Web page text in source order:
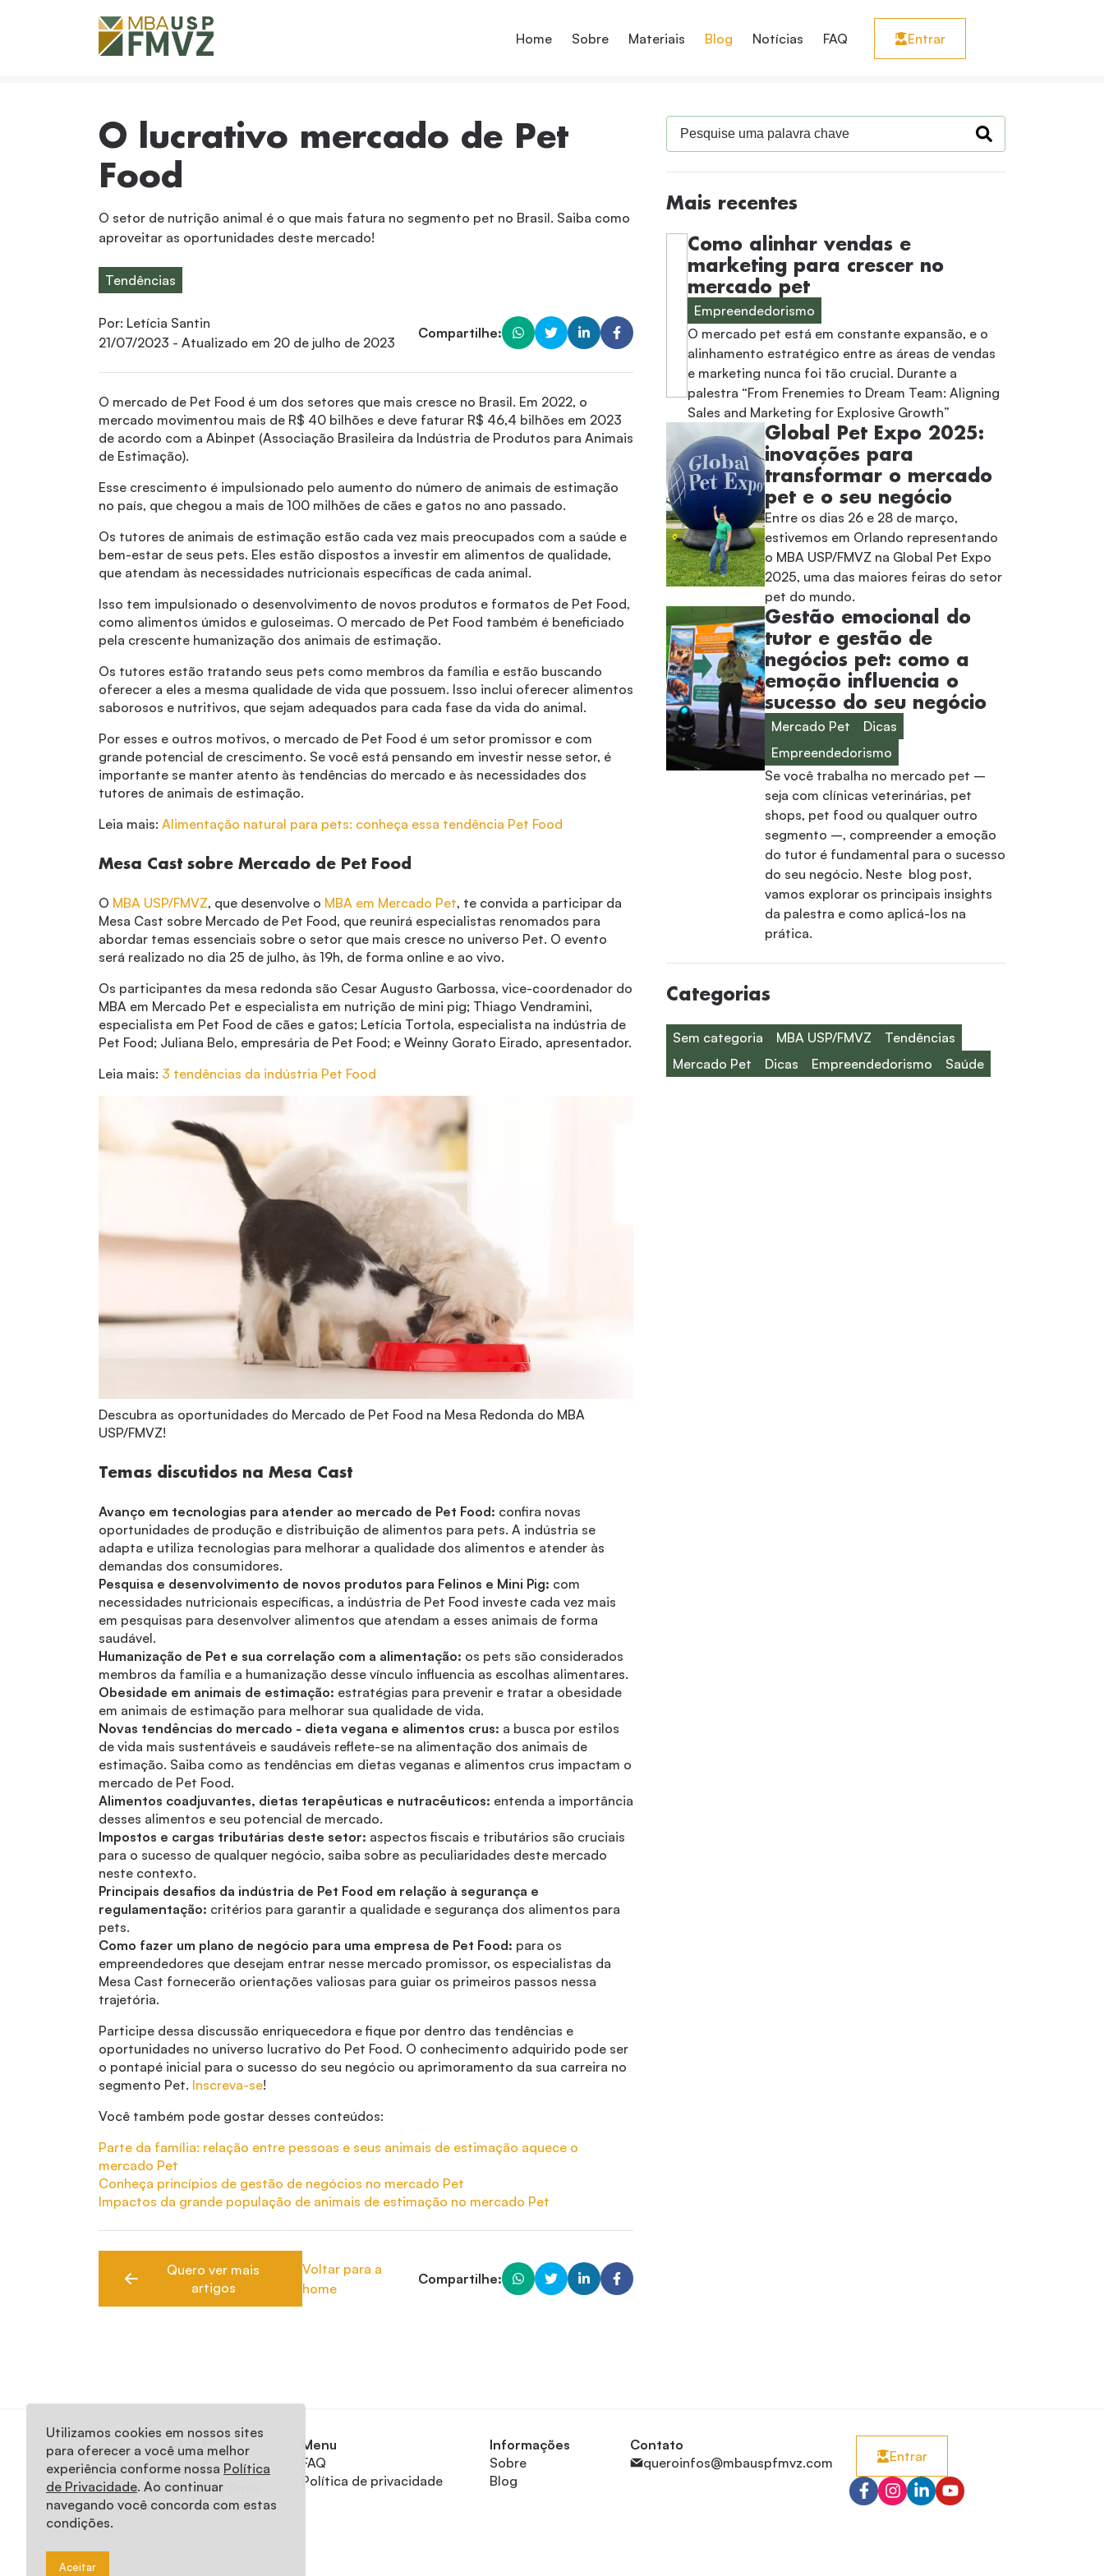
Utilizamos cookies em nossos sites
para oferecer a você uma melhor
experiência conforme nossa Política
de Privacidade. Ao continuar
navegando você concorda com estas
condições.
Aceitar
Home Sobre Materiais Blog Notícias FAQ Entrar
O lucrativo mercado de Pet
Food
O setor de nutrição animal é o que mais fatura no segmento pet no Brasil. Saiba como
aproveitar as oportunidades deste mercado!
Tendências
Por: Letícia Santin
21/07/2023 - Atualizado em 20 de julho de 2023
Compartilhe:
O mercado de Pet Food é um dos setores que mais cresce no Brasil. Em 2022, o
mercado movimentou mais de R$ 40 bilhões e deve faturar R$ 46,4 bilhões em 2023
de acordo com a Abinpet (Associação Brasileira da Indústria de Produtos para Animais
de Estimação).
Esse crescimento é impulsionado pelo aumento do número de animais de estimação
no país, que chegou a mais de 100 milhões de cães e gatos no ano passado.
Os tutores de animais de estimação estão cada vez mais preocupados com a saúde e
bem-estar de seus pets. Eles estão dispostos a investir em alimentos de qualidade,
que atendam às necessidades nutricionais específicas de cada animal.
Isso tem impulsionado o desenvolvimento de novos produtos e formatos de Pet Food,
como alimentos úmidos e guloseimas. O mercado de Pet Food também é beneficiado
pela crescente humanização dos animais de estimação.
Os tutores estão tratando seus pets como membros da família e estão buscando
oferecer a eles a mesma qualidade de vida que possuem. Isso inclui oferecer alimentos
saborosos e nutritivos, que sejam adequados para cada fase da vida do animal.
Por esses e outros motivos, o mercado de Pet Food é um setor promissor e com
grande potencial de crescimento. Se você está pensando em investir nesse setor, é
importante se manter atento às tendências do mercado e às necessidades dos
tutores de animais de estimação.
Leia mais: Alimentação natural para pets: conheça essa tendência Pet Food
Mesa Cast sobre Mercado de Pet Food
O MBA USP/FMVZ, que desenvolve o MBA em Mercado Pet, te convida a participar da
Mesa Cast sobre Mercado de Pet Food, que reunirá especialistas renomados para
abordar temas essenciais sobre o setor que mais cresce no universo Pet. O evento
será realizado no dia 25 de julho, às 19h, de forma online e ao vivo.
Os participantes da mesa redonda são Cesar Augusto Garbossa, vice-coordenador do
MBA em Mercado Pet e especialista em nutrição de mini pig; Thiago Vendramini,
especialista em Pet Food de cães e gatos; Letícia Tortola, especialista na indústria de
Pet Food; Juliana Belo, empresária de Pet Food; e Weinny Gorato Eirado, apresentador.
Leia mais: 3 tendências da indústria Pet Food
Descubra as oportunidades do Mercado de Pet Food na Mesa Redonda do MBA
USP/FMVZ!
Temas discutidos na Mesa Cast
Avanço em tecnologias para atender ao mercado de Pet Food: confira novas
oportunidades de produção e distribuição de alimentos para pets. A indústria se
adapta e utiliza tecnologias para melhorar a qualidade dos alimentos e atender às
demandas dos consumidores.
Pesquisa e desenvolvimento de novos produtos para Felinos e Mini Pig: com
necessidades nutricionais específicas, a indústria de Pet Food investe cada vez mais
em pesquisas para desenvolver alimentos que atendam a esses animais de forma
saudável.
Humanização de Pet e sua correlação com a alimentação: os pets são considerados
membros da família e a humanização desse vínculo influencia as escolhas alimentares.
Obesidade em animais de estimação: estratégias para prevenir e tratar a obesidade
em animais de estimação para melhorar sua qualidade de vida.
Novas tendências do mercado - dieta vegana e alimentos crus: a busca por estilos
de vida mais sustentáveis e saudáveis reflete-se na alimentação dos animais de
estimação. Saiba como as tendências em dietas veganas e alimentos crus impactam o
mercado de Pet Food.
Alimentos coadjuvantes, dietas terapêuticas e nutracêuticos: entenda a importância
desses alimentos e seu potencial de mercado.
Impostos e cargas tributárias deste setor: aspectos fiscais e tributários são cruciais
para o sucesso de qualquer negócio, saiba sobre as peculiaridades deste mercado
neste contexto.
Principais desafios da indústria de Pet Food em relação à segurança e
regulamentação: critérios para garantir a qualidade e segurança dos alimentos para
pets.
Como fazer um plano de negócio para uma empresa de Pet Food: para os
empreendedores que desejam entrar nesse mercado promissor, os especialistas da
Mesa Cast fornecerão orientações valiosas para guiar os primeiros passos nessa
trajetória.
Participe dessa discussão enriquecedora e fique por dentro das tendências e
oportunidades no universo lucrativo do Pet Food. O conhecimento adquirido pode ser
o pontapé inicial para o sucesso do seu negócio ou aprimoramento da sua carreira no
segmento Pet. Inscreva-se!
Você também pode gostar desses conteúdos:
Parte da família: relação entre pessoas e seus animais de estimação aquece o
mercado Pet
Conheça princípios de gestão de negócios no mercado Pet
Impactos da grande população de animais de estimação no mercado Pet
Quero ver mais
artigos
Voltar para a
home
Compartilhe:
Mais recentes
Como alinhar vendas e
marketing para crescer no
mercado pet
Empreendedorismo
O mercado pet está em constante expansão, e o
alinhamento estratégico entre as áreas de vendas
e marketing nunca foi tão crucial. Durante a
palestra “From Frenemies to Dream Team: Aligning
Sales and Marketing for Explosive Growth”
Global Pet Expo 2025:
inovações para
transformar o mercado
pet e o seu negócio
Entre os dias 26 e 28 de março,
estivemos em Orlando representando
o MBA USP/FMVZ na Global Pet Expo
2025, uma das maiores feiras do setor
pet do mundo.
Gestão emocional do
tutor e gestão de
negócios pet: como a
emoção influencia o
sucesso do seu negócio
Mercado Pet
Dicas
Empreendedorismo
Se você trabalha no mercado pet –
seja com clínicas veterinárias, pet
shops, pet food ou qualquer outro
segmento –, compreender a emoção
do tutor é fundamental para o sucesso
do seu negócio. Neste blog post,
vamos explorar os principais insights
da palestra e como aplicá-los na
prática.
Categorias
Sem categoria MBA USP/FMVZ
Tendências
Mercado Pet
Dicas Empreendedorismo Saúde
Pós-graduaçãoLato Sensu
Início das aulas em 2027
Menu
FAQ
Política de privacidade
Informações
Sobre
Blog
Contato
queroinfos@mbauspfmvz.com
Entrar